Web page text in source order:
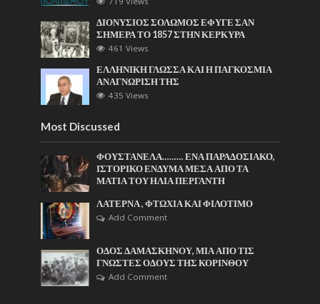
ΔΙΟΝΥΣΙΟΣ ΣΟΛΩΜΟΣ ΕΦΥΓΕ ΣΑΝ
ΣΗΜΕΡΑ ΤΟ 1857 ΣΤΗΝ ΚΕΡΚΥΡΑ
461 Views
ΕΛΛΗΝΙΚΗ ΓΛΩΣΣΑ ΚΑΙ Η ΠΑΓΚΟΣΜΙΑ
ΑΝΑΓΝΩΡΙΣΗ ΤΗΣ
435 Views
Most Discussed
ΦΟΥΣΤΑΝΕΛΑ……… ΕΝΑ ΠΑΡΑΔΟΣΙΑΚΟ,
ΙΣΤΟΡΙΚΟ ΕΝΔΥΜΑ ΜΕΣΑ ΑΠΟ ΤΑ
ΜΑΤΙΑ ΤΟΥ ΗΛΙΑ ΠΕΡΓΑΝΤΗ
ΛΑΤΕΡΝΑ , ΦΤΩΧΙΑ ΚΑΙ ΦΙΛΟΤΙΜΟ
Add Comment
ΟΔΟΣ ΔΑΜΑΣΚΗΝΟΥ, ΜΙΑ ΑΠΟ ΤΙΣ
ΓΝΩΣΤΕΣ ΟΔΟΥΣ ΤΗΣ ΚΟΡΙΝΘΟΥ
Add Comment